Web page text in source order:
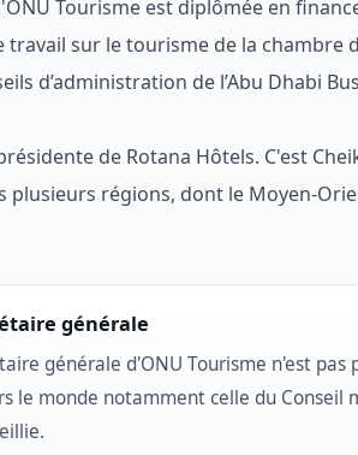
Tourisme est diplômée en
sur le tourisme de la chambre
d’administration de l’Abu Dhabi
de Rotana Hôtels. C'est
régions, dont le Moyen-
générale
générale d'ONU Tourisme n'est pas
le monde notamment celle du Conseil